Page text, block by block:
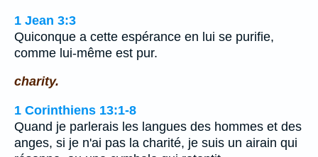
1 Jean 3:3
Quiconque a cette espérance en lui se purifie,
comme lui-même est pur.
charity.
1 Corinthiens 13:1-8
Quand je parlerais les langues des hommes et des
anges, si je n'ai pas la charité, je suis un airain qui